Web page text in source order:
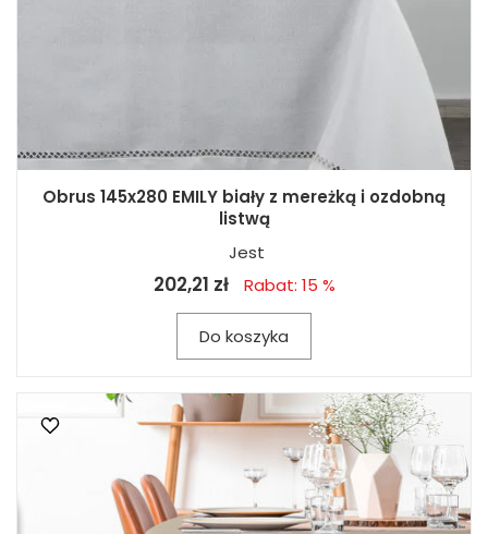
Obrus 145x280 EMILY biały z mereżką i ozdobną
listwą
Jest
202,21 zł Rabat: 15 %
Do koszyka